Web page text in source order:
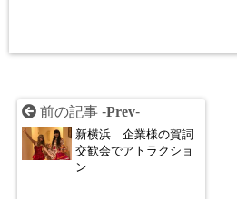
前の記事 -Prev-
新横浜 企業様の賀詞
交歓会でアトラクショ
ン